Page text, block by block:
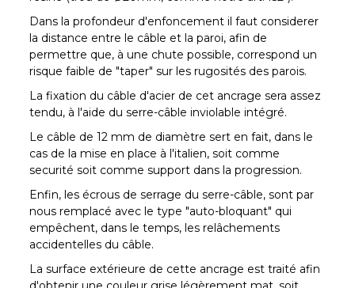
Dans la profondeur d'enfoncement il faut considerer
la distance entre le câble et la paroi, afin de
permettre que, à une chute possible, correspond un
risque faible de "taper" sur les rugosités des parois.
La fixation du câble d'acier de cet ancrage sera assez
tendu, à l'aide du serre-câble inviolable intégré.
Le câble de 12 mm de diamètre sert en fait, dans le
cas de la mise en place à l'italien, soit comme
securité soit comme support dans la progression.
Enfin, les écrous de serrage du serre-câble, sont par
nous remplacé avec le type "auto-bloquant" qui
empêchent, dans le temps, les relâchements
accidentelles du câble.
La surface extérieure de cette ancrage est traité afin